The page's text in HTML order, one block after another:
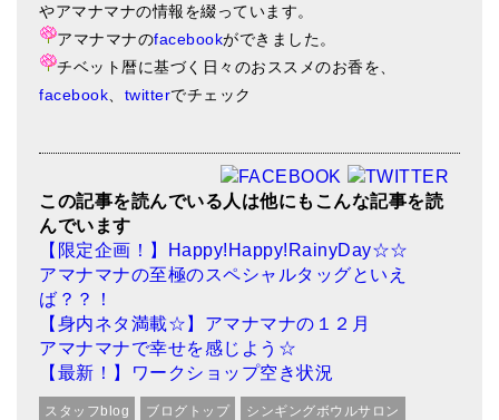
やアマナマナの情報を綴っています。
アマナマナのfacebookができました。
チベット暦に基づく日々のおススメのお香を、
facebook
twitterでチェック
この記事を読んでいる人は他にもこんな記事を読
んでいます
【限定企画！】Happy!Happy!RainyDay☆☆
アマナマナの至極のスペシャルタッグといえ
ば？？！
【身内ネタ満載☆】アマナマナの１２月
アマナマナで幸せを感じよう☆
【最新！】ワークショップ空き状況
スタッフblog ブログトップ シンギングボウルサロン